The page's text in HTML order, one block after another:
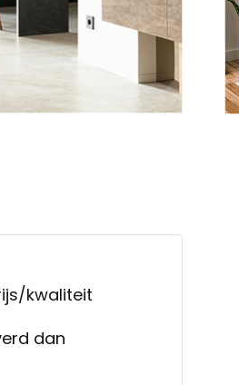
kwaliteit
dan